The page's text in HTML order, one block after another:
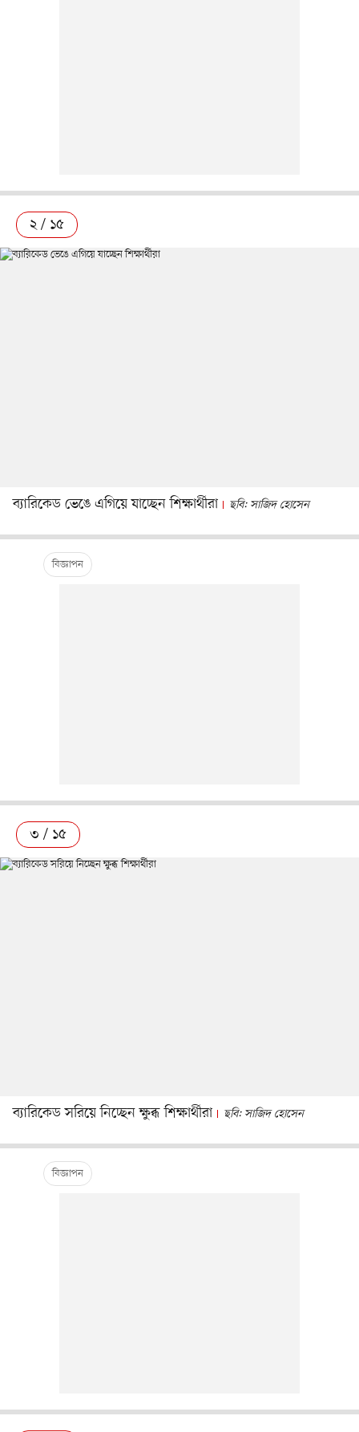
২ / ১৫
ব্যারিকেড ভেঙে এগিয়ে যাচ্ছেন শিক্ষার্থীরা ছবি: সাজিদ হোসেন
৩ / ১৫
ব্যারিকেড সরিয়ে নিচ্ছেন ক্ষুব্ধ শিক্ষার্থীরা ছবি: সাজিদ হোসেন